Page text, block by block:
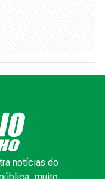
notícias do